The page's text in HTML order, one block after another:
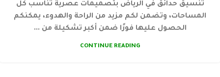
تنسيق حدائق في الرياض بتصميمات عصرية تناسب كل
المساحات، وتضمن لكم مزيد من الراحة والهدوء، يمكنكم
الحصول عليها فورًا ضمن أكبر تشكيلة من ...
CONTINUE READING